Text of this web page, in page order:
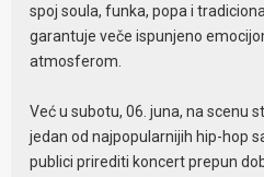
spoj soula, funka, popa i
garantuje veče ispunjeno
atmosferom.
Već u subotu, 06. juna, na scenu
jedan od najpopularnijih hip-hop
publici prirediti koncert prepun